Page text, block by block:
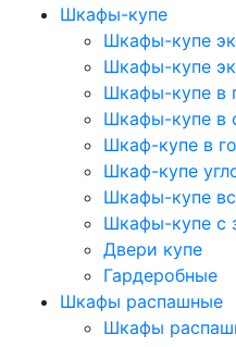
Шкафы-купе
Шкафы-купе
Шкафы-купе
Шкафы-купе в
Шкафы-купе в
Шкаф-купе в
Шкаф-купе
Шкафы-купе
Шкафы-купе с
Двери купе
Гардеробные
Шкафы распашные
Шкафы